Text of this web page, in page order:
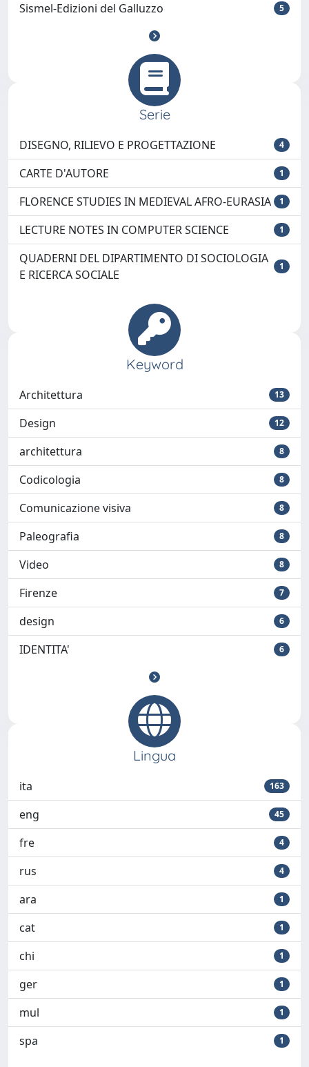
Sismel-Edizioni del Galluzzo 5
Serie
DISEGNO, RILIEVO E PROGETTAZIONE 4
CARTE D'AUTORE 1
FLORENCE STUDIES IN MEDIEVAL AFRO-EURASIA 1
LECTURE NOTES IN COMPUTER SCIENCE 1
QUADERNI DEL DIPARTIMENTO DI SOCIOLOGIA
E RICERCA SOCIALE
1
Keyword
Architettura 13
Design 12
architettura 8
Codicologia 8
Comunicazione visiva 8
Paleografia 8
Video 8
Firenze 7
design 6
IDENTITA' 6
Lingua
ita 163
eng 45
fre 4
rus 4
ara 1
cat 1
chi 1
ger 1
mul 1
spa 1